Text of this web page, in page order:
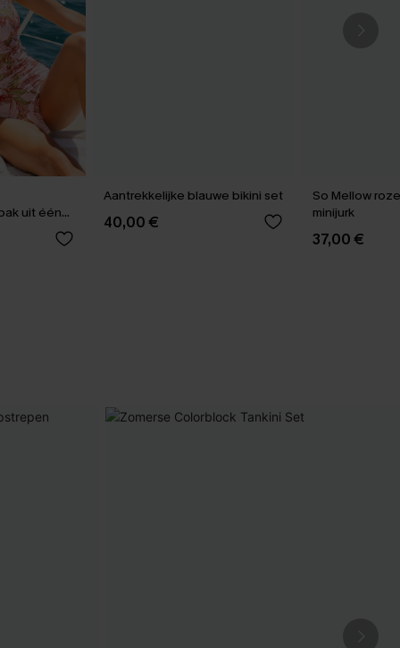
uit één
Aantrekkelijke blauwe bikini set
40,00 €
So Mellow
minijurk
37,00 €